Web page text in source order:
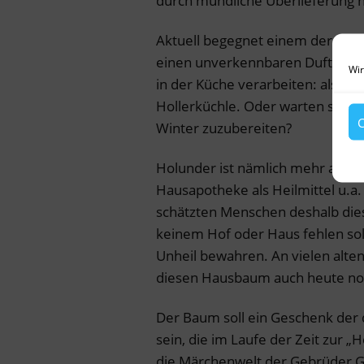
Aktuell begegnet einem der
einen unverkennbaren Duft
in der Küche verarbeiten: als
Hollerküchle. Oder warten sie
Winter zuzubereiten?
Holunder ist nämlich mehr als
Hausapotheke als Heilmittel
schätzten Menschen deshalb
keinem Hof oder Haus fehlen
Unheil bewahren. An vielen
diesen Hausbaum auch heute
Der Baum soll ein Geschenk
sein, die im Laufe der Zeit zur